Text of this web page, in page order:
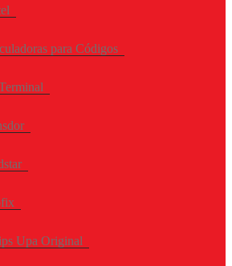
para Códigos
Upa Original